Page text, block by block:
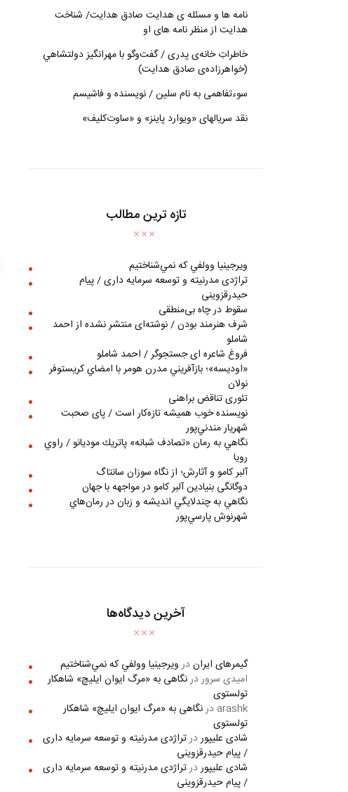
نامه ها و مسئله ی هدایت صادق هدایت/ شناخت
هدایت از منظر نامه های او
خاطراتِ خانه‌ی پدری / گفت‌وگو با مهرانگيز دولتشاهي
(خواهرزاده‌ی صادق هدايت)
سوءتفاهمی به نام سلین / نویسنده و فاشیسم
نقد سریالهای «ویوارد پاینز» و «ساوت‌کلیف»
تازه ترین مطالب
ويرجينيا وولفي كه نمي‌شناختيم
تراژدی مدرنیته و توسعه سرمایه داری / پیام
حیدرقزوینی
سقوط در چاه بی‌منطقی
شرف هنرمند بودن / نوشته‌ای منتشر نشده از احمد
شاملو
فروغ شاعره ای جستجوگر / احمد شاملو
«اوديسه»؛ بازآفريني مدرن هومر با امضاي كريستوفر
نولان
تئوری تناقض براهنی
نويسنده خوب هميشه تازه‌كار است / پای صحبت
شهريار مندني‌پور
نگاهي به رمان «تصادف شبانه» پاتريك موديانو / راوي
رويا
آلبر کامو و آثارش؛ از نگاه سوزان سانتاگ
دوگانگی بنیادین آلبر کامو در مواجهه با جهان
نگاهي به چندلايگي انديشه و زبان در رمان‌هاي
شهرنوش پارسي‌پور
آخرین دیدگاه‌ها
گیمرهای ایراندرويرجينيا وولفي كه نمي‌شناختيم
امیدی سروردرنگاهی به «مرگ ايوان ايليچ» شاهکار
تولستوی
arashkدرنگاهی به «مرگ ايوان ايليچ» شاهکار
تولستوی
شادی علیپوردرتراژدی مدرنیته و توسعه سرمایه داری
/ پیام حیدرقزوینی
شادی علیپوردرتراژدی مدرنیته و توسعه سرمایه داری
/ پیام حیدرقزوینی